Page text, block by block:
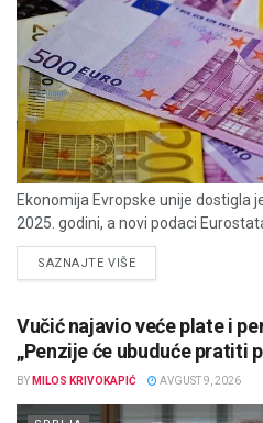
Ekonomija Evropske unije dostigla
2025. godini, a novi podaci
SAZNAJTE VIŠEDETAILS
Vučić najavio veće plate i
„Penzije će ubuduće pratiti
BY MILOS KRIVOKAPIĆ AVGUST 9, 2026